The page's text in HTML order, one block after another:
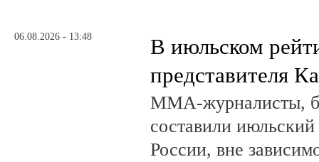
06.08.2026 - 13:48
В июльском
представителя
ММА-журналисты,
составили
России, вне